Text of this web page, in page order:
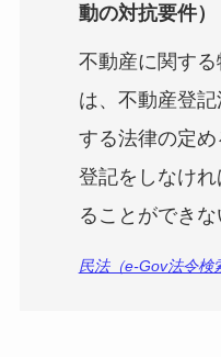
動の対抗要件）
不動産に関す
は、不動産登
する法律の定
登記をしなけ
ることができな
民法（e-Gov法令検